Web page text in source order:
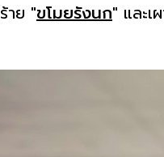
าย "ขโมยรังนก" และ